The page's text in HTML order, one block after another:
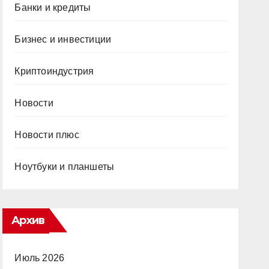
Банки и кредиты
Бизнес и инвестиции
Криптоиндустрия
Новости
Новости плюс
Ноутбуки и планшеты
Архив
Июль 2026